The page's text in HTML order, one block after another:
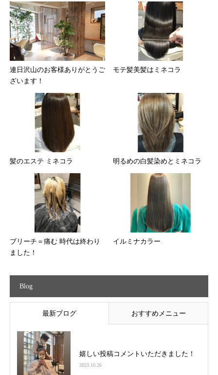
連日沢山のお客様ありがとうご
ざいます！
モテ髪美髪はミネコラ
髪のエステ ミネコラ 明るめの白髪染めとミネコラ
ブリーチ＝痛む 時代は終わり
ました！
イルミナカラー
Blog
最新ブログ おすすめメニュー
嬉しい投稿コメントいただきました！
2023.10.26